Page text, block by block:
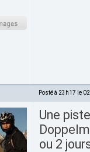
Posté à 23h17 le
Une
ou 2